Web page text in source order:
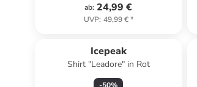
ab: 24,99 €
UVP: 49,99 €*
Icepeak
Shirt "Leadore" in Rot